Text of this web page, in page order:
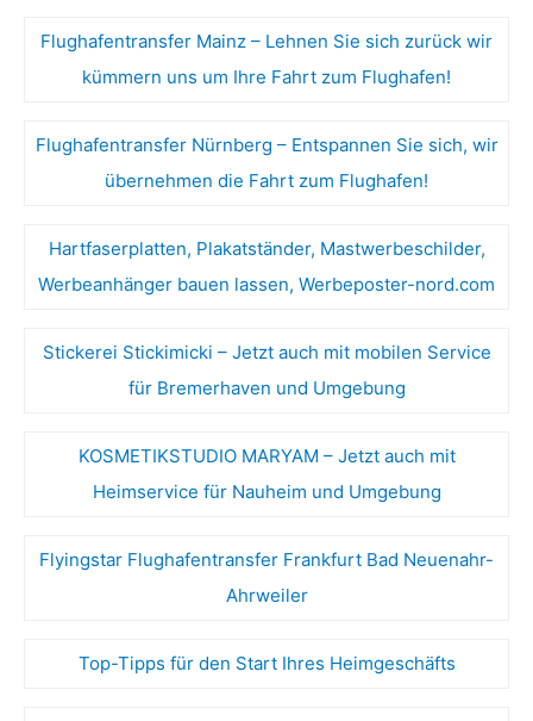
Flughafentransfer Mainz – Lehnen Sie sich zurück wir
kümmern uns um Ihre Fahrt zum Flughafen!
Flughafentransfer Nürnberg – Entspannen Sie sich, wir
übernehmen die Fahrt zum Flughafen!
Hartfaserplatten, Plakatständer, Mastwerbeschilder,
Werbeanhänger bauen lassen, Werbeposter-nord.com
Stickerei Stickimicki – Jetzt auch mit mobilen Service
für Bremerhaven und Umgebung
KOSMETIKSTUDIO MARYAM – Jetzt auch mit
Heimservice für Nauheim und Umgebung
Flyingstar Flughafentransfer Frankfurt Bad Neuenahr-
Ahrweiler
Top-Tipps für den Start Ihres Heimgeschäfts